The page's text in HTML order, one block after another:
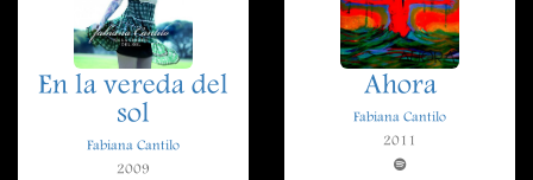
En la vereda del
sol
Fabiana Cantilo
2009
Ahora
Fabiana Cantilo
2011